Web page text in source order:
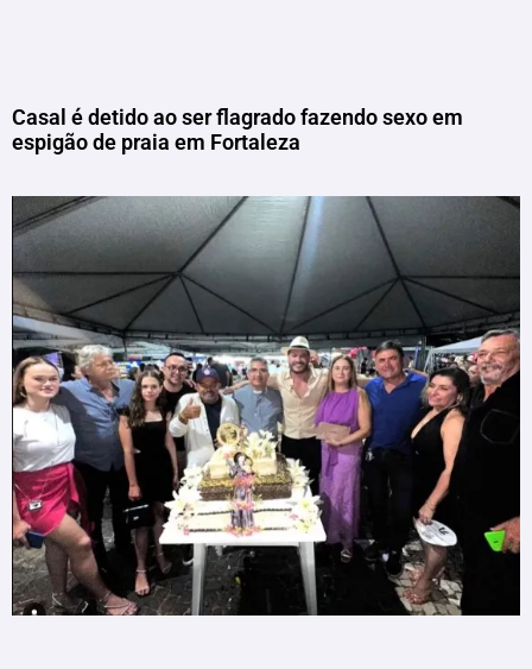
Casal é detido ao ser flagrado fazendo sexo em
espigão de praia em Fortaleza